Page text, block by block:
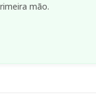
mão.